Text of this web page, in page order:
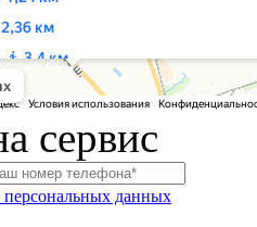
сервис
персональных данных